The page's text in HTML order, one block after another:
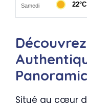
Panoramic
Situé au cœur